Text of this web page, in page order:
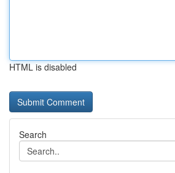
HTML is disabled
Search